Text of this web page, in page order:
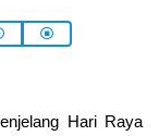
Hari Raya